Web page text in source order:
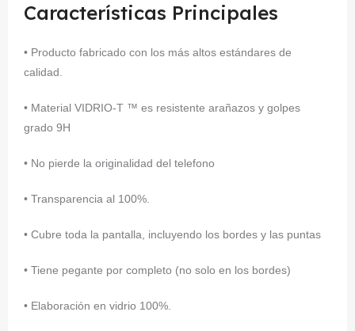
Características Principales
• Producto fabricado con los más altos estándares de
calidad.
• Material VIDRIO-T ™ es resistente arañazos y golpes
grado 9H
• No pierde la originalidad del telefono
• Transparencia al 100%.
• Cubre toda la pantalla, incluyendo los bordes y las puntas
• Tiene pegante por completo (no solo en los bordes)
• Elaboración en vidrio 100%.